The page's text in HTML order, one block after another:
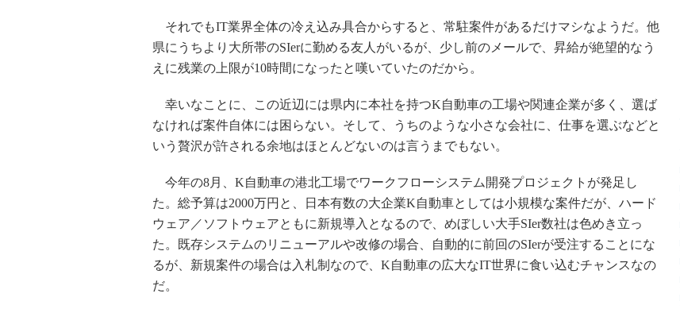
それでもIT業界全体の冷え込み具合からすると、常駐案件があるだけマシなようだ。他
県にうちより大所帯のSIerに勤める友人がいるが、少し前のメールで、昇給が絶望的なう
えに残業の上限が10時間になったと嘆いていたのだから。
幸いなことに、この近辺には県内に本社を持つK自動車の工場や関連企業が多く、選ば
なければ案件自体には困らない。そして、うちのような小さな会社に、仕事を選ぶなどと
いう贅沢が許される余地はほとんどないのは言うまでもない。
今年の8月、K自動車の港北工場でワークフローシステム開発プロジェクトが発足し
た。総予算は2000万円と、日本有数の大企業K自動車としては小規模な案件だが、ハード
ウェア／ソフトウェアともに新規導入となるので、めぼしい大手SIer数社は色めき立っ
た。既存システムのリニューアルや改修の場合、自動的に前回のSIerが受注することにな
るが、新規案件の場合は入札制なので、K自動車の広大なIT世界に食い込むチャンスなの
だ。